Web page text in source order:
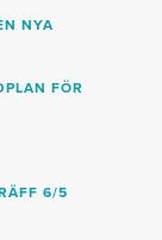
NYA
FÖR
6/5